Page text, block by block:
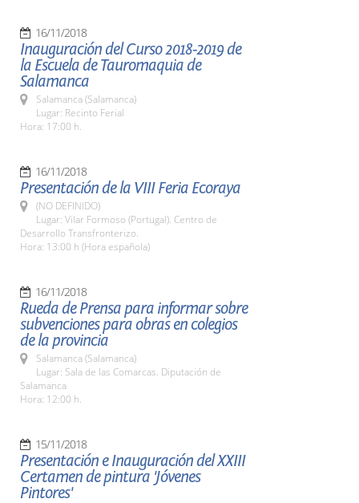
16/11/2018
Inauguración del Curso 2018-2019 de
la Escuela de Tauromaquia de
Salamanca
Salamanca (Salamanca)
Lugar: Recinto Ferial
Hora: 17:00 h.
16/11/2018
Presentación de la VIII Feria Ecoraya
(NO DEFINIDO)
Lugar: Vilar Formoso (Portugal). Centro de
Desarrollo Transfronterizo.
Hora: 13:00 h (Hora española)
16/11/2018
Rueda de Prensa para informar sobre
subvenciones para obras en colegios
de la provincia
Salamanca (Salamanca)
Lugar: Sala de las Comarcas. Diputación de
Salamanca
Hora: 12:00 h.
15/11/2018
Presentación e Inauguración del XXIII
Certamen de pintura 'Jóvenes
Pintores'